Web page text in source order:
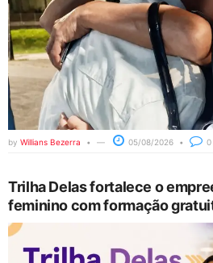
by Willians Bezerra 05/08/2026 0
Trilha Delas fortalece o
feminino com formação